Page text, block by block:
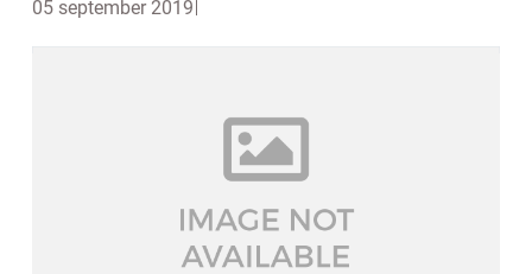
05 september 2019